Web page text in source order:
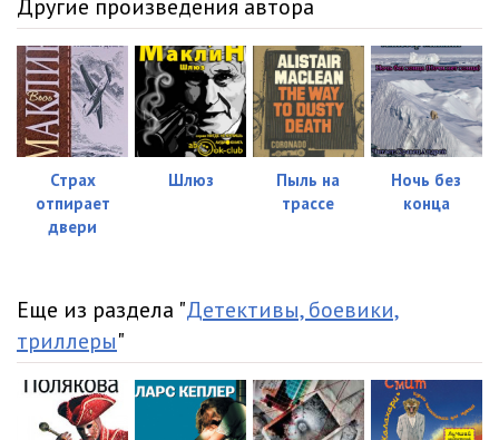
1_2_08 05:03
1_2_09 05:02
1_2_10 05:11
1_2_11 05:04
1_2_12 06:02
1_3_03
1_3_04 05:15
1_3_05 05:08
Другие произведения автора
Страх
отпирает
двери
Шлюз
Пыль на
трассе
Ночь без
конца
Еще из раздела "Детективы, боевики,
триллеры"